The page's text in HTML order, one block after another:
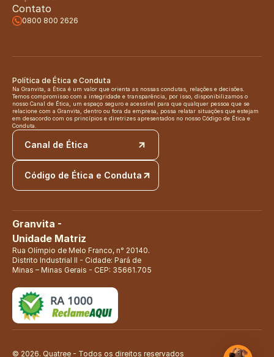
Contato
0800 800 2626
Política de Ética e Conduta
Na Granvita, a Ética é um valor que orienta as nossas condutas, relações e decisões.
Temos compromisso com a integridade e transparência, por isso, disponibilizamos o
nosso Canal de Ética, um espaço seguro e acessível para que qualquer pessoa que se
relacione com a Granvita, dentro ou fora da empresa, possa relatar situações que estejam
em desacordo com os princípios e diretrizes apresentados no nosso Código de Ética e
Conduta.
Canal de Ética
Código de Ética e Conduta
Granvita -
Unidade Matriz
Rua Olímpio de Melo Franco, n° 20140.
Distrito Industrial II - Cidade: Pará de
Minas – Minas Gerais - CEP: 35661.705
© 2026. Quatree - Todos os direitos reservados